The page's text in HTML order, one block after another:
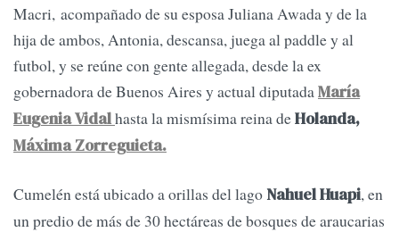
Macri, acompañado de su esposa Juliana Awada y de la
hija de ambos, Antonia, descansa, juega al paddle y al
futbol, y se reúne con gente allegada, desde la ex
gobernadora de Buenos Aires y actual diputadaMaría
Eugenia Vidalhasta la mismísima reina deHolanda,
Máxima Zorreguieta.
Cumelén está ubicado a orillas del lagoNahuel Huapi, en
un predio de más de 30 hectáreas de bosques de araucarias